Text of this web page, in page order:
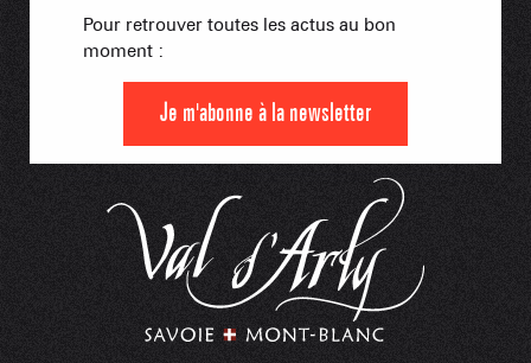
Pour retrouver toutes les actus au bon
moment :
Je m'abonne à la newsletter